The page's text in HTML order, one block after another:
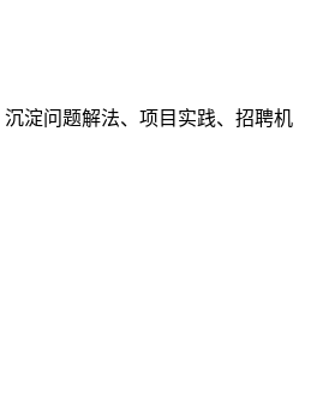
沉淀问题解法、项目实践、招聘机